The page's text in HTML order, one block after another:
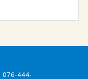
076-444-